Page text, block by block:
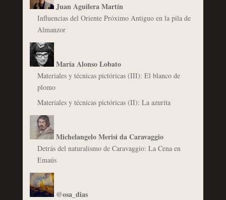
Juan Aguilera Martín
Influencias del Oriente Próximo Antiguo en la pila de
Almanzor
María Alonso Lobato
Materiales y técnicas pictóricas (III): El blanco de
plomo
Materiales y técnicas pictóricas (II): La azurita
Michelangelo Merisi da Caravaggio
Detrás del naturalismo de Caravaggio: La Cena en
Emaús
@osa_dias